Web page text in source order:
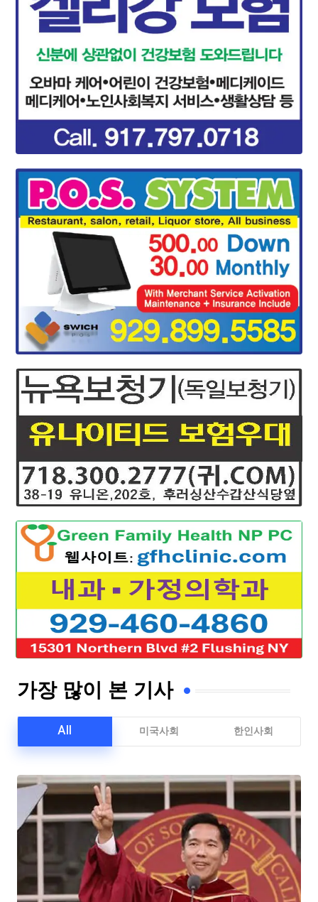
가장 많이 본 기사
All 미국사회 한인사회